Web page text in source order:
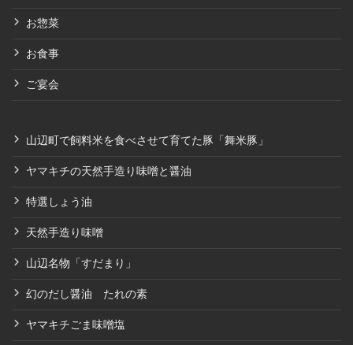
お惣菜
お食事
ご宴会
山辺町で飼料米を食べさせて育てた豚「舞米豚」
ヤマキチの天然手造り味噌と醤油
特選しょう油
天然手造り味噌
山辺名物「すだまり」
幻のだし醤油 たれの素
ヤマキチごま味噌塩